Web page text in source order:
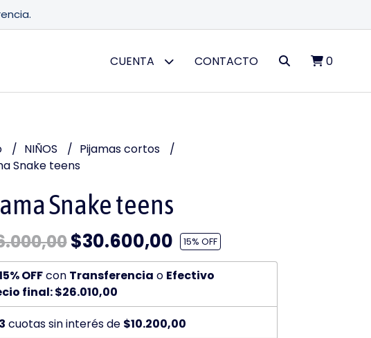
CUENTA CONTACTO 0
NIÑOS
Pijamas cortos
Snake teens
Snake teens
$30.600,00 15% OFF
OFFcon Transferencia o Efectivo
final:$26.010,00
3 cuotas sin interés de $10.200,00